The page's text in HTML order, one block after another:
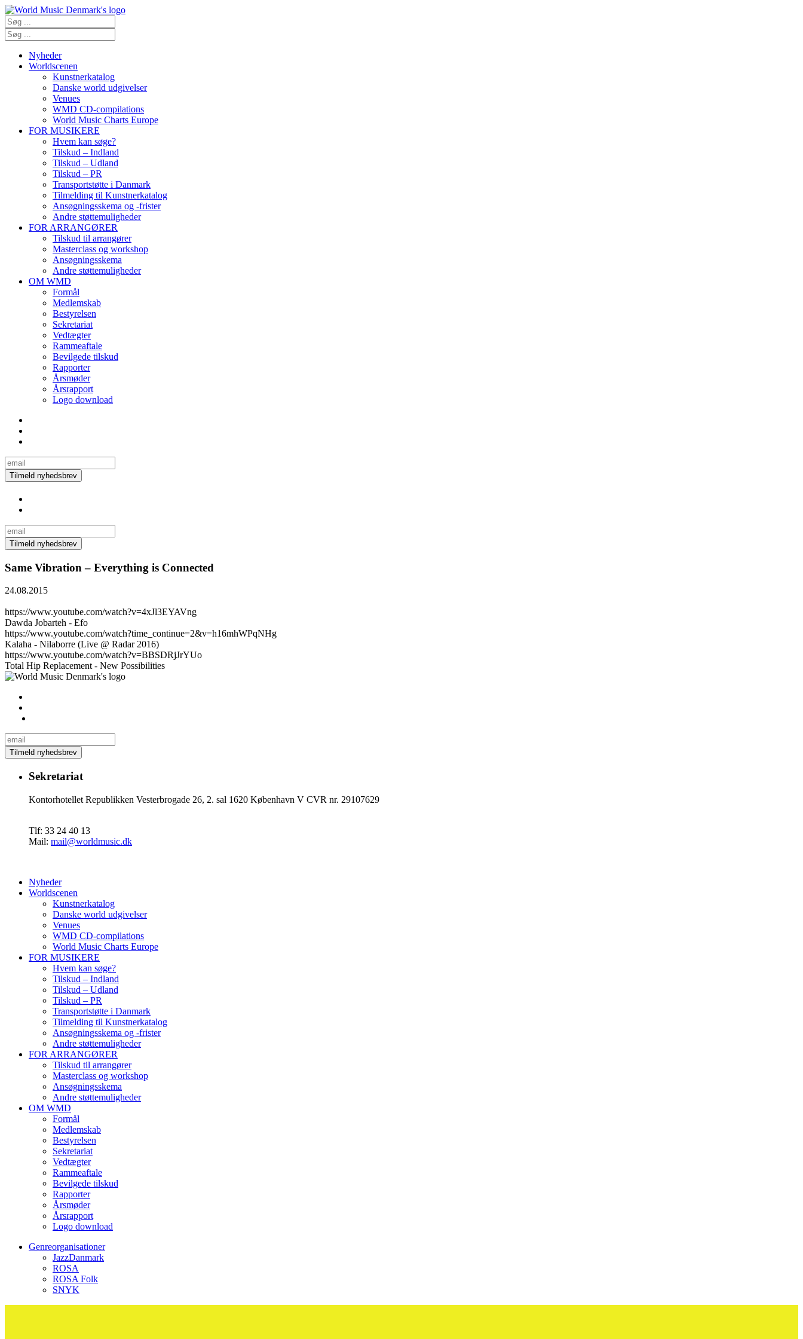
Nyheder
Worldscenen
Kunstnerkatalog
Danske world udgivelser
Venues
WMD CD-compilations
World Music Charts Europe
FOR MUSIKERE
Hvem kan søge?
Tilskud – Indland
Tilskud – Udland
Tilskud – PR
Transportstøtte i Danmark
Tilmelding til Kunstnerkatalog
Ansøgningsskema og -frister
Andre støttemuligheder
FOR ARRANGØRER
Tilskud til arrangører
Masterclass og workshop
Ansøgningsskema
Andre støttemuligheder
OM WMD
Formål
Medlemskab
Bestyrelsen
Sekretariat
Vedtægter
Rammeaftale
Bevilgede tilskud
Rapporter
Årsmøder
Årsrapport
Logo download
Same Vibration – Everything is Connected
24.08.2015
https://www.youtube.com/watch?v=4xJl3EYAVng
Dawda Jobarteh - Efo
https://www.youtube.com/watch?time_continue=2&v=h16mhWPqNHg
Kalaha - Nilaborre (Live @ Radar 2016)
https://www.youtube.com/watch?v=BBSDRjJrYUo
Total Hip Replacement - New Possibilities
Sekretariat
Kontorhotellet Republikken Vesterbrogade 26, 2. sal 1620 København V CVR nr. 29107629
Tlf: 33 24 40 13
Mail: mail@worldmusic.dk
Nyheder
Worldscenen
Kunstnerkatalog
Danske world udgivelser
Venues
WMD CD-compilations
World Music Charts Europe
FOR MUSIKERE
Hvem kan søge?
Tilskud – Indland
Tilskud – Udland
Tilskud – PR
Transportstøtte i Danmark
Tilmelding til Kunstnerkatalog
Ansøgningsskema og -frister
Andre støttemuligheder
FOR ARRANGØRER
Tilskud til arrangører
Masterclass og workshop
Ansøgningsskema
Andre støttemuligheder
OM WMD
Formål
Medlemskab
Bestyrelsen
Sekretariat
Vedtægter
Rammeaftale
Bevilgede tilskud
Rapporter
Årsmøder
Årsrapport
Logo download
Genreorganisationer
JazzDanmark
ROSA
ROSA Folk
SNYK